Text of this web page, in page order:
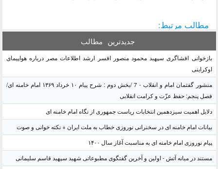
مطالب مرتبط:
جدیدترین مطالب
بازخوانی افشاگری سپهبد محمود منصور افسر ارشد اطلاعات مصر درباره هواپیمای
اوکراینی
منشور گفتمان امام و انقلاب - 7 /بخش دوم : شرح پیام ۱۰ خرداد ۱۳۶۹ امام خامنه ای/
فصل پنجم: حفظ عزّت و کرامت انقلابی
دلایل اهمیت سیزدهمین انتخابات ریاست جمهوری از نگاه امام خامنه ای
بیانات امام خامنه ای در سخنرانی نوروزی خطاب به ملت ایران + نکته خوانی و صوت
پیام نوروزی امام خامنه ای به مناسبت آغاز سال ۱۴۰۰
مستند در میانه آتش - اولین و آخرین گفتگوی مطبوعاتی شهید سپهبد قاسم سلیمانی